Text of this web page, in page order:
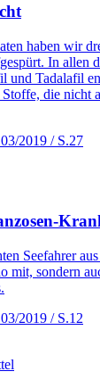
haben wir
In allen
und Tadalafil
die nicht
2019 / S.27
Seefahrer
mit, sondern
2019 / S.12